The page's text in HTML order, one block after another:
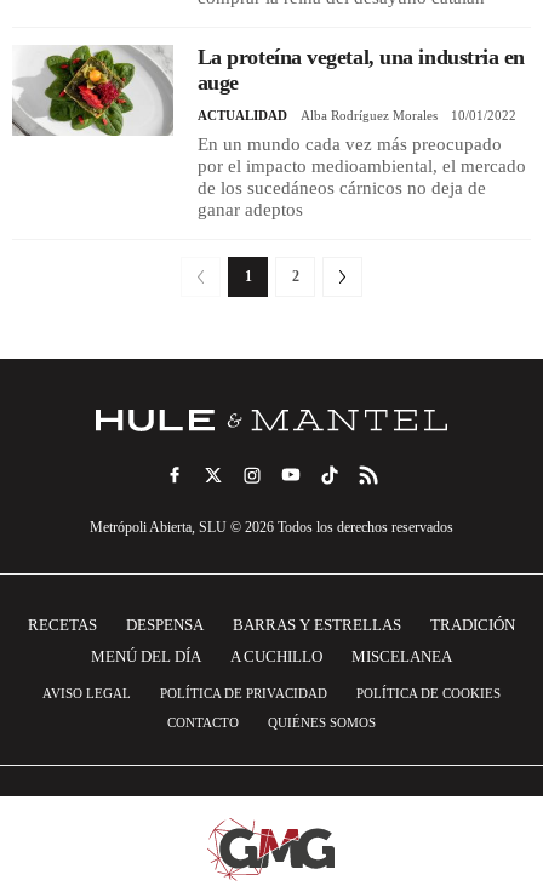
La proteína vegetal, una industria en
auge
ACTUALIDAD Alba Rodríguez Morales 10/01/2022
En un mundo cada vez más preocupado
por el impacto medioambiental, el mercado
de los sucedáneos cárnicos no deja de
ganar adeptos
1 2
Metrópoli Abierta, SLU © 2026 Todos los derechos reservados
RECETAS DESPENSA BARRAS Y ESTRELLAS
TRADICIÓN
MENÚ DEL DÍA
A CUCHILLO MISCELANEA
AVISO LEGAL POLÍTICA DE PRIVACIDAD
POLÍTICA DE COOKIES
CONTACTO
QUIÉNES SOMOS